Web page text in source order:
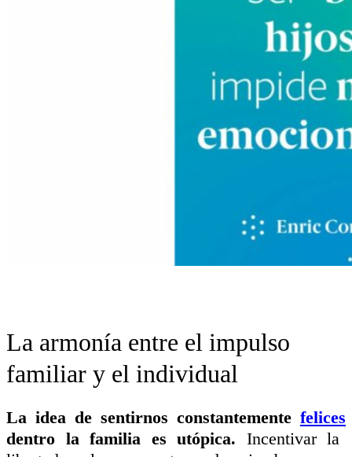
La armonía entre el impulso
familiar y el individual
La idea de sentirnos constantemente felices
dentro la familia es utópica. Incentivar la